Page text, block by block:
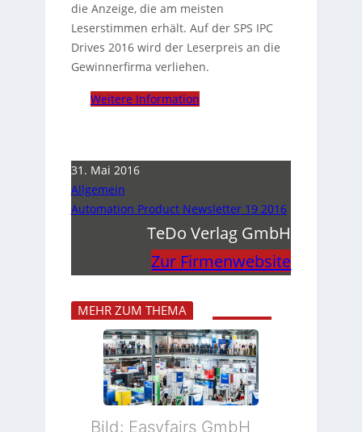
die Anzeige, die am meisten
Leserstimmen erhält. Auf der SPS IPC
Drives 2016 wird der Leserpreis an die
Gewinnerfirma verliehen.
Weitere Information
31. Mai 2016
Allgemein
Automation Product Newsletter 19 2016
TeDo Verlag GmbH
Zur Firmenwebsite
MEHR ZUM THEMA
Bild: Easyfairs GmbH